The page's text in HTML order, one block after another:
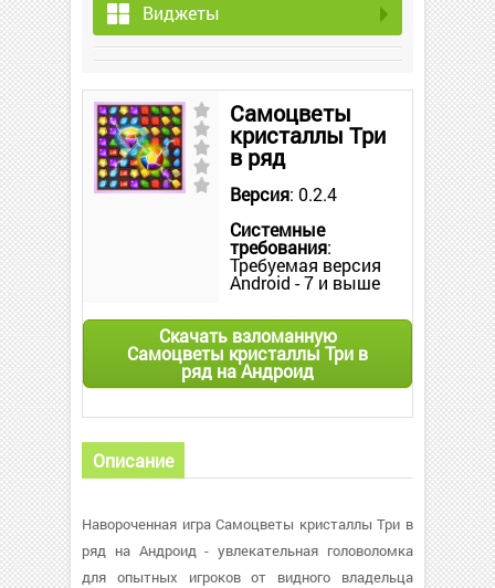
Виджеты
Самоцветы
кристаллы Три
в ряд
Версия: 0.2.4
Системные
требования:
Требуемая версия
Android - 7 и выше
Скачать взломанную
Самоцветы кристаллы Три в
ряд на Андроид
Описание
Навороченная игра Самоцветы кристаллы Три в
ряд на Андроид - увлекательная головоломка
для опытных игроков от видного владельца